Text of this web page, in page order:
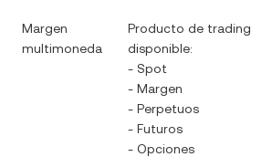
Margen
multimoneda
Producto de trading
disponible:
- Spot
- Margen
- Perpetuos
- Futuros
- Opciones